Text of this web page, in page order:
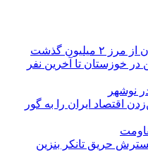
گذشت
در خوزستان تا آخرین نفر
نوشهر
اقتصاد ایران را به گور
حریق تانکر بنزین